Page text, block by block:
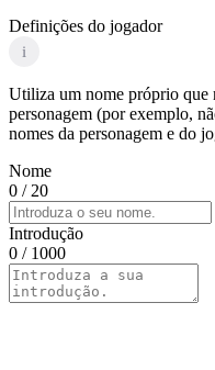
Definições do jogador
i
Utiliza um nome próprio que
personagem (por exemplo,
nomes da personagem e do
Nome
0 / 20
Introdução
0 / 1000